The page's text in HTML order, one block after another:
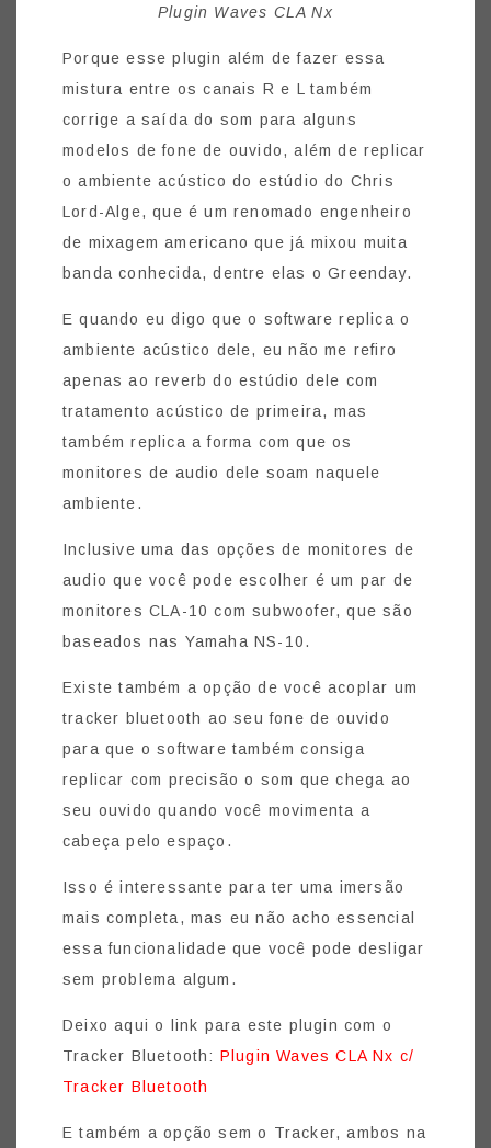
Plugin Waves CLA Nx
Porque esse plugin além de fazer essa
mistura entre os canais R e L também
corrige a saída do som para alguns
modelos de fone de ouvido, além de replicar
o ambiente acústico do estúdio do Chris
Lord-Alge, que é um renomado engenheiro
de mixagem americano que já mixou muita
banda conhecida, dentre elas o Greenday.
E quando eu digo que o software replica o
ambiente acústico dele, eu não me refiro
apenas ao reverb do estúdio dele com
tratamento acústico de primeira, mas
também replica a forma com que os
monitores de audio dele soam naquele
ambiente.
Inclusive uma das opções de monitores de
audio que você pode escolher é um par de
monitores CLA-10 com subwoofer, que são
baseados nas Yamaha NS-10.
Existe também a opção de você acoplar um
tracker bluetooth ao seu fone de ouvido
para que o software também consiga
replicar com precisão o som que chega ao
seu ouvido quando você movimenta a
cabeça pelo espaço.
Isso é interessante para ter uma imersão
mais completa, mas eu não acho essencial
essa funcionalidade que você pode desligar
sem problema algum.
Deixo aqui o link para este plugin com o
Tracker Bluetooth: Plugin Waves CLA Nx c/
Tracker Bluetooth
E também a opção sem o Tracker, ambos na